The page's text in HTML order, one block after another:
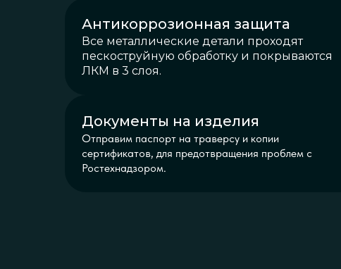
Антикоррозионная защита
Все металлические детали проходят
пескоструйную обработку и покрываются
ЛКМ в 3 слоя.
Документы на изделия
Отправим паспорт на траверсу и копии
сертификатов, для предотвращения проблем с
Ростехнадзором.